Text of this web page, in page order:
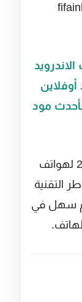
بأحدث مود
كانت هذه لعبة فيفا 14 بمود 2018 لهواتف
التقنية
سهل في